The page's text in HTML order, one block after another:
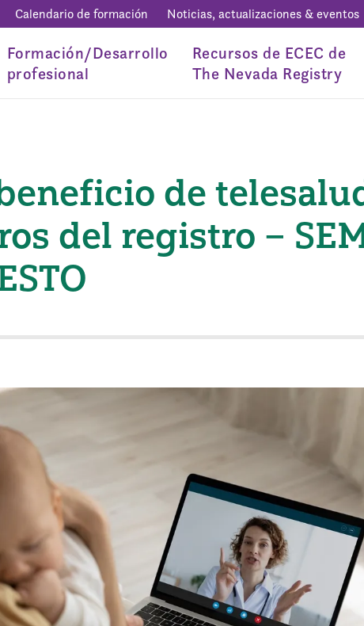
Calendario de formación Noticias, actualizaciones & eventos
Formación/Desarrollo
profesional
Recursos de ECEC de
The Nevada Registry
de
del registro –